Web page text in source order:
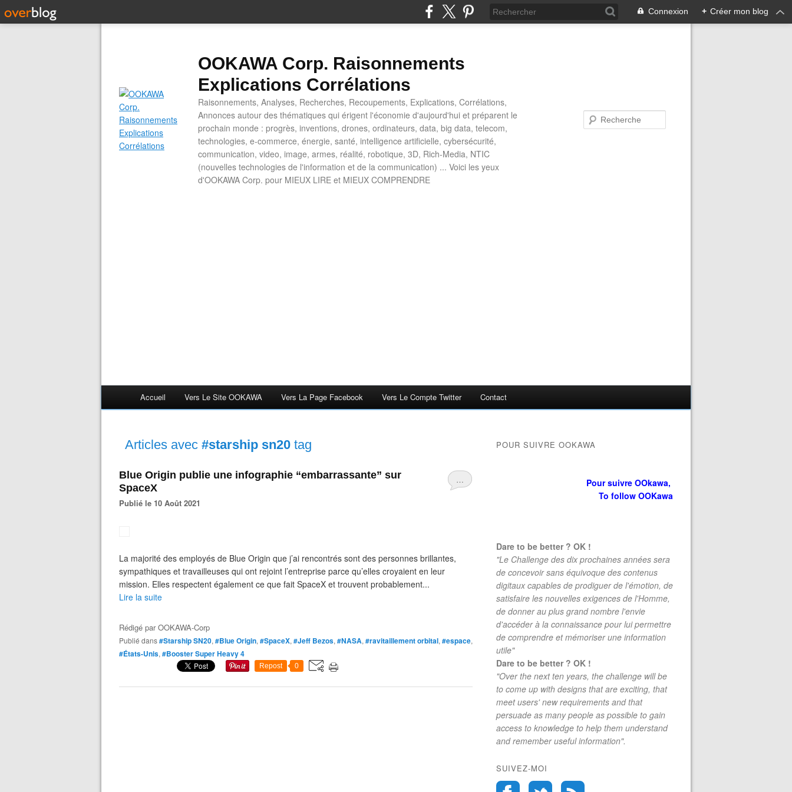
Connexion + Créer mon blog
OOKAWA Corp. Raisonnements
Explications Corrélations
Raisonnements, Analyses, Recherches, Recoupements, Explications, Corrélations,
Annonces autour des thématiques qui érigent l'économie d'aujourd'hui et préparent le
prochain monde : progrès, inventions, drones, ordinateurs, data, big data, telecom,
technologies, e-commerce, énergie, santé, intelligence artificielle, cybersécurité,
communication, video, image, armes, réalité, robotique, 3D, Rich-Media, NTIC
(nouvelles technologies de l'information et de la communication) ... Voici les yeux
d'OOKAWA Corp. pour MIEUX LIRE et MIEUX COMPRENDRE
Accueil Vers Le Site OOKAWA Vers La Page Facebook Vers Le Compte Twitter Contact
Articles avec #starship sn20 tag
…
Blue Origin publie une infographie “embarrassante” sur
SpaceX
Publié le 10 Août 2021
La majorité des employés de Blue Origin que j’ai rencontrés sont des personnes brillantes,
sympathiques et travailleuses qui ont rejoint l’entreprise parce qu’elles croyaient en leur
mission. Elles respectent également ce que fait SpaceX et trouvent probablement...
Lire la suite
Rédigé parOOKAWA-Corp
Publié dans#Starship SN20, #Blue Origin, #SpaceX, #Jeff Bezos, #NASA, #ravitaillement orbital, #espace,
#États-Unis, #Booster Super Heavy 4
Repost 0
POUR SUIVRE OOKAWA
Pour suivre OOkawa,
To follow OOKawa
Dare to be better ? OK !
"Le Challenge des dix prochaines années sera
de concevoir sans équivoque des contenus
digitaux capables de prodiguer de l'émotion, de
satisfaire les nouvelles exigences de l'Homme,
de donner au plus grand nombre l'envie
d'accéder à la connaissance pour lui permettre
de comprendre et mémoriser une information
utile"
Dare to be better ? OK !
"Over the next ten years, the challenge will be
to come up with designs that are exciting, that
meet users' new requirements and that
persuade as many people as possible to gain
access to knowledge to help them understand
and remember useful information".
SUIVEZ-MOI